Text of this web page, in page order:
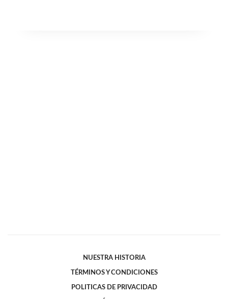
NUESTRA HISTORIA
TÉRMINOS Y CONDICIONES
POLITICAS DE PRIVACIDAD